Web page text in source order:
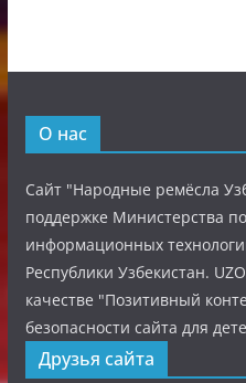
О нас
Сайт "Народные ремёсла
поддержке Министерства
информационных
Республики Узбекистан.
качестве "Позитивный
безопасности сайта для
Друзья сайта